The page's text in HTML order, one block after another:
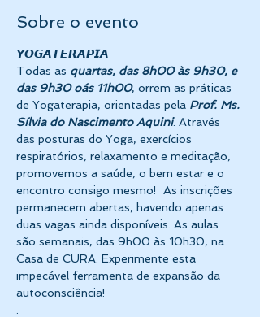
Sobre o evento
𝙔𝙊𝙂𝘼𝙏𝙀𝙍𝘼𝙋𝙄𝘼
Todas as quartas, das 8h00 às 9h30, e
das 9h30 oás 11h00, orrem as práticas
de Yogaterapia, orientadas pela Prof. Ms.
Sílvia do Nascimento Aquini. Através
das posturas do Yoga, exercícios
respiratórios, relaxamento e meditação,
promovemos a saúde, o bem estar e o
encontro consigo mesmo!  As inscrições
permanecem abertas, havendo apenas
duas vagas ainda disponíveis. As aulas
são semanais, das 9h00 às 10h30, na
Casa de CURA. Experimente esta
impecável ferramenta de expansão da
autoconsciência!